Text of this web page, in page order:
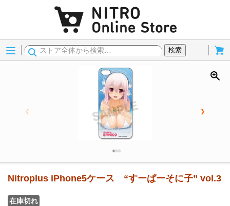
Menu
検索
Nitroplus iPhone5ケース “すーぱーそに子” vol.3
在庫切れ